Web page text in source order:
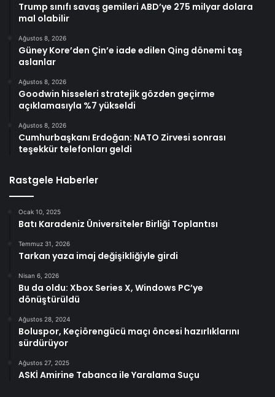
Trump sınıfı savaş gemileri ABD’ye 275 milyar dolara
mal olabilir
Ağustos 8, 2026
Güney Kore’den Çin’e iade edilen Qing dönemi taş
aslanlar
Ağustos 8, 2026
Goodwin hisseleri stratejik gözden geçirme
açıklamasıyla %7 yükseldi
Ağustos 8, 2026
Cumhurbaşkanı Erdoğan: NATO Zirvesi sonrası
teşekkür telefonları geldi
Rastgele Haberler
Ocak 10, 2025
Batı Karadeniz Üniversiteler Birliği Toplantısı
Temmuz 31, 2026
Tarkan yaza imaj değişikliğiyle girdi
Nisan 6, 2026
Bu da oldu: Xbox Series X, Windows PC’ye
dönüştürüldü
Ağustos 28, 2024
Boluspor, Keçiörengücü maçı öncesi hazırlıklarını
sürdürüyor
Ağustos 27, 2025
ASKİ Amirine Tabanca ile Yaralama Suçu